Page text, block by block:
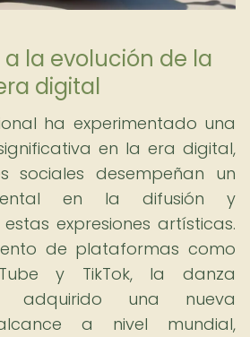
la evolución de la
digital
ha experimentado una
en la era digital,
sociales desempeñan un
en la difusión y
expresiones artísticas.
de plataformas como
y TikTok, la danza
adquirido una nueva
a nivel mundial,